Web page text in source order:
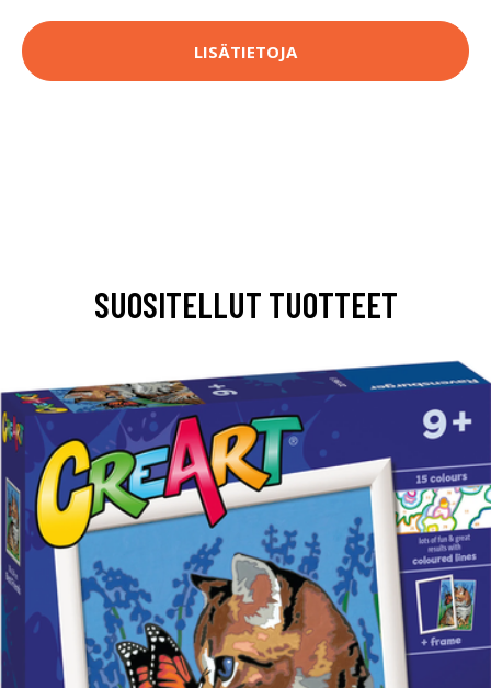
LISÄTIETOJA
SUOSITELLUT TUOTTEET